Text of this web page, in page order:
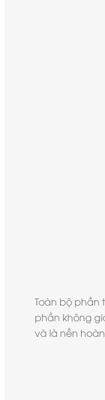
Toàn bộ phần
phần không
và là nền